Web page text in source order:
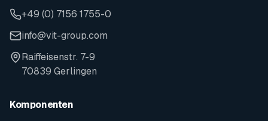
+49 (0) 7156 1755-0
info@vit-group.com
Raiffeisenstr. 7-9
70839 Gerlingen
Komponenten